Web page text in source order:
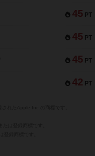
45 PT
45 PT
45 PT
42 PT